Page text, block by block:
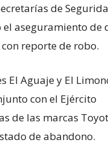
de
el aseguramiento de
reporte de robo.
El Aguaje y El
con el Ejército
de las marcas
de abandono.